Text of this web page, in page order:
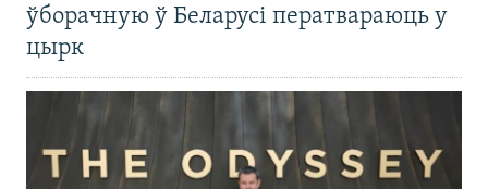
ўборачную ў Беларусі ператвараюць у
цырк